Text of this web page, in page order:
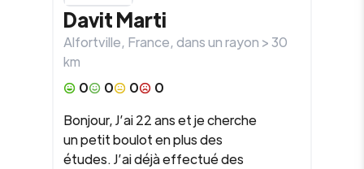
DavitMarti
Alfortville, France, dans un rayon >30
km
0
0 0
0
Bonjour, J’ai 22 ans et je cherche
un petit boulot en plus des
études. J’ai déjà effectué des